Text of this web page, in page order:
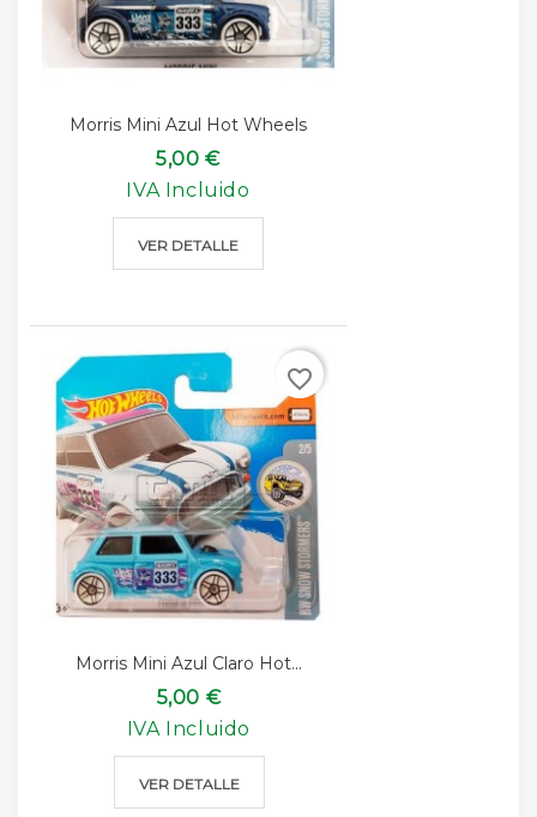
Morris Mini Azul Hot Wheels
5,00 €
IVA Incluido
VER DETALLE
Morris Mini Azul Claro Hot...
5,00 €
IVA Incluido
VER DETALLE
favorite_border